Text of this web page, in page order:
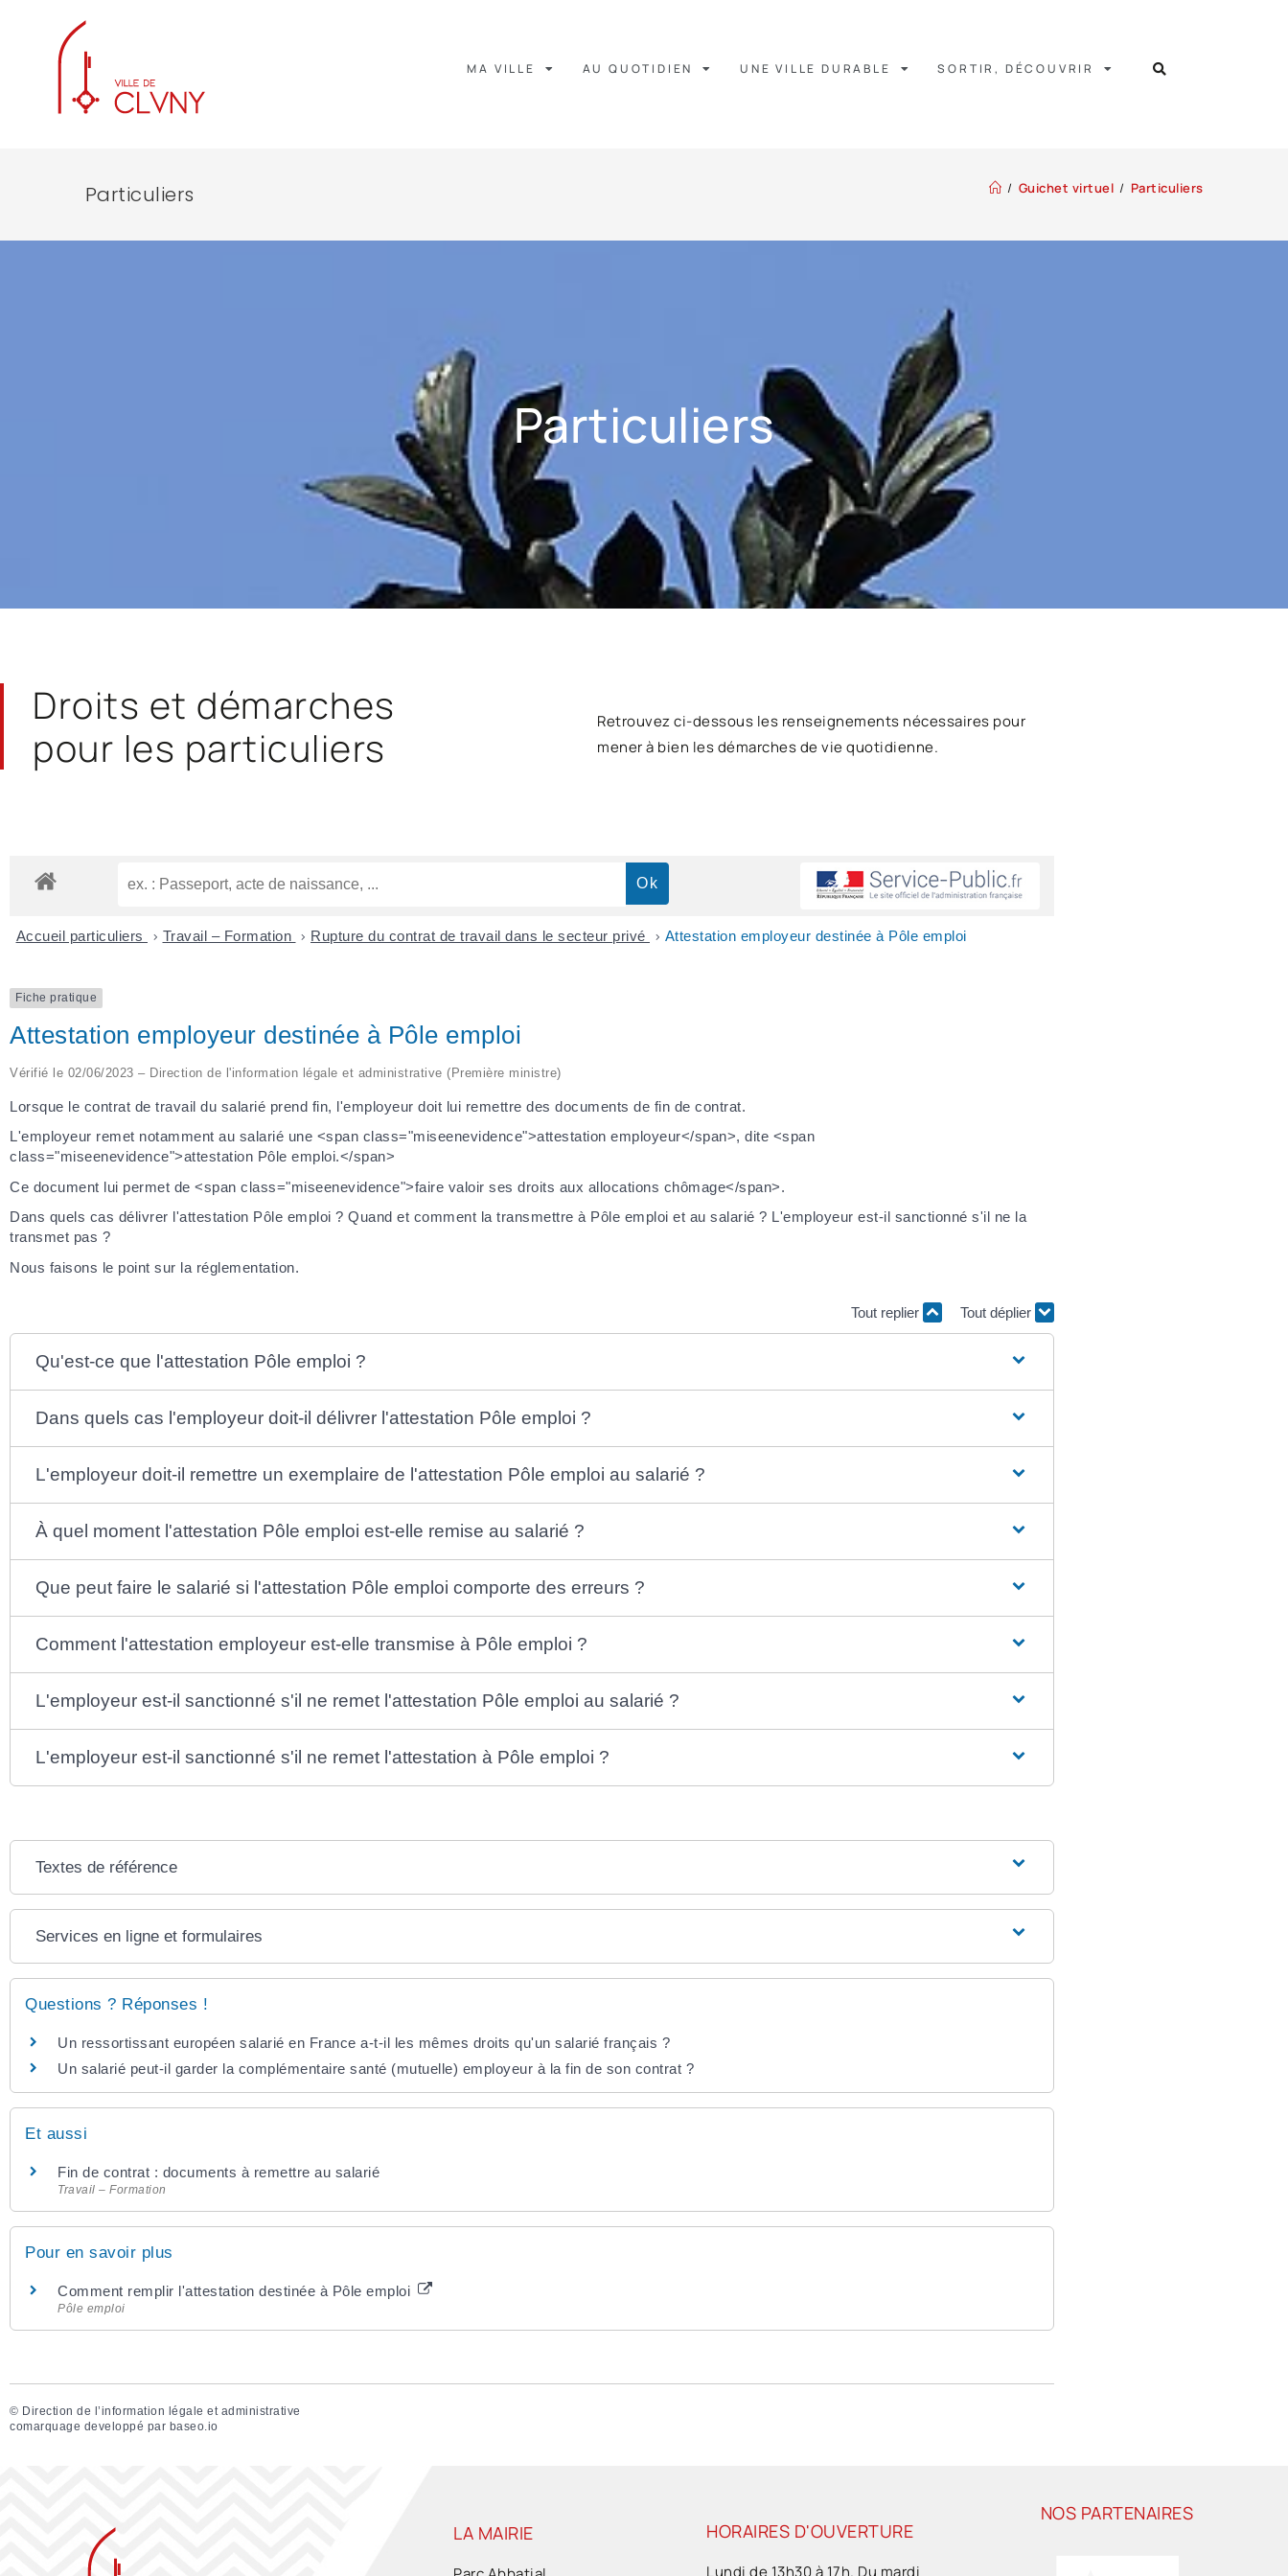
MA VILLE AU QUOTIDIEN UNE VILLE DURABLE SORTIR, DÉCOUVRIR
Particuliers / Guichet virtuel / Particuliers
Particuliers
Droits et démarches
pour les particuliers
Retrouvez ci-dessous les renseignements nécessaires pour
mener à bien les démarches de vie quotidienne.
Accueil particuliers > Travail – Formation > Rupture du contrat de travail dans le secteur privé > Attestation employeur destinée à Pôle emploi
Fiche pratique
Attestation employeur destinée à Pôle emploi
Vérifié le 02/06/2023 – Direction de l'information légale et administrative (Première ministre)
Lorsque le contrat de travail du salarié prend fin, l'employeur doit lui remettre des documents de fin de contrat.
L'employeur remet notamment au salarié une <span class="miseenevidence">attestation employeur</span>, dite <span
class="miseenevidence">attestation Pôle emploi.</span>
Ce document lui permet de <span class="miseenevidence">faire valoir ses droits aux allocations chômage</span>.
Dans quels cas délivrer l'attestation Pôle emploi ? Quand et comment la transmettre à Pôle emploi et au salarié ? L'employeur est-il sanctionné s'il ne la
transmet pas ?
Nous faisons le point sur la réglementation.
Tout replier Tout déplier
Qu'est-ce que l'attestation Pôle emploi ?
Dans quels cas l'employeur doit-il délivrer l'attestation Pôle emploi ?
L'employeur doit-il remettre un exemplaire de l'attestation Pôle emploi au salarié ?
À quel moment l'attestation Pôle emploi est-elle remise au salarié ?
Que peut faire le salarié si l'attestation Pôle emploi comporte des erreurs ?
Comment l'attestation employeur est-elle transmise à Pôle emploi ?
L'employeur est-il sanctionné s'il ne remet l'attestation Pôle emploi au salarié ?
L'employeur est-il sanctionné s'il ne remet l'attestation à Pôle emploi ?
Textes de référence
Services en ligne et formulaires
Questions ? Réponses !
Un ressortissant européen salarié en France a-t-il les mêmes droits qu'un salarié français ?
Un salarié peut-il garder la complémentaire santé (mutuelle) employeur à la fin de son contrat ?
Et aussi
Fin de contrat : documents à remettre au salarié
Travail – Formation
Pour en savoir plus
Comment remplir l'attestation destinée à Pôle emploi
Pôle emploi
© Direction de l’information légale et administrative
comarquage developpé par baseo.io
LA MAIRIE HORAIRES D'OUVERTURE
Lundi de 13h30 à 17h. Du mardi
NOS PARTENAIRES